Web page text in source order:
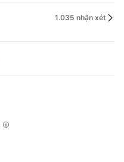
1.035 nhận xét